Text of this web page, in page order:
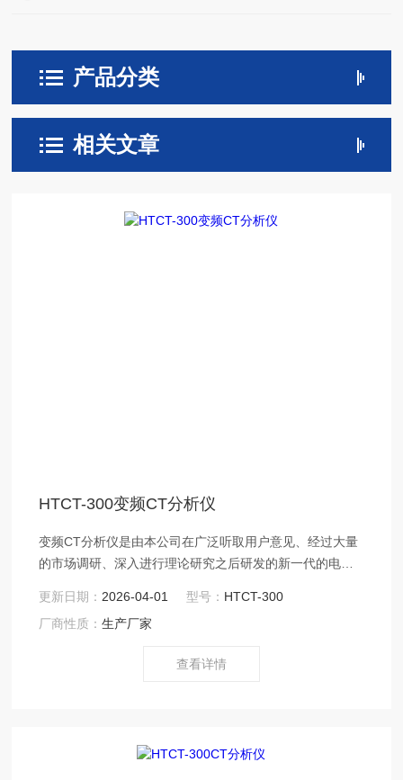
产品分类
相关文章
HTCT-300变频CT分析仪
变频CT分析仪是由本公司在广泛听取用户意见、经过大量
的市场调研、深入进行理论研究之后研发的新一代的电
的制造工艺，保证了产品性能稳定可靠、功能完备、自动
化程度高、测试效率高、在国内处于高水平，是电力行业
更新日期： 2026-04-01 型号： HTCT-300
厂商性质：生产厂家
查看详情